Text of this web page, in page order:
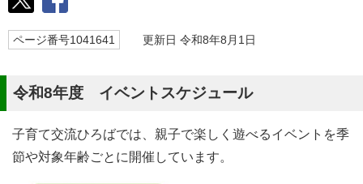
ページ番号1041641 更新日 令和8年8月1日
令和8年度 イベントスケジュール
子育て交流ひろばでは、親子で楽しく遊べるイベントを季
節や対象年齢ごとに開催しています。